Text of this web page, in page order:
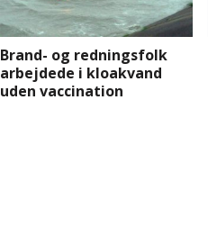
Brand- og redningsfolk
arbejdede i kloakvand
uden vaccination